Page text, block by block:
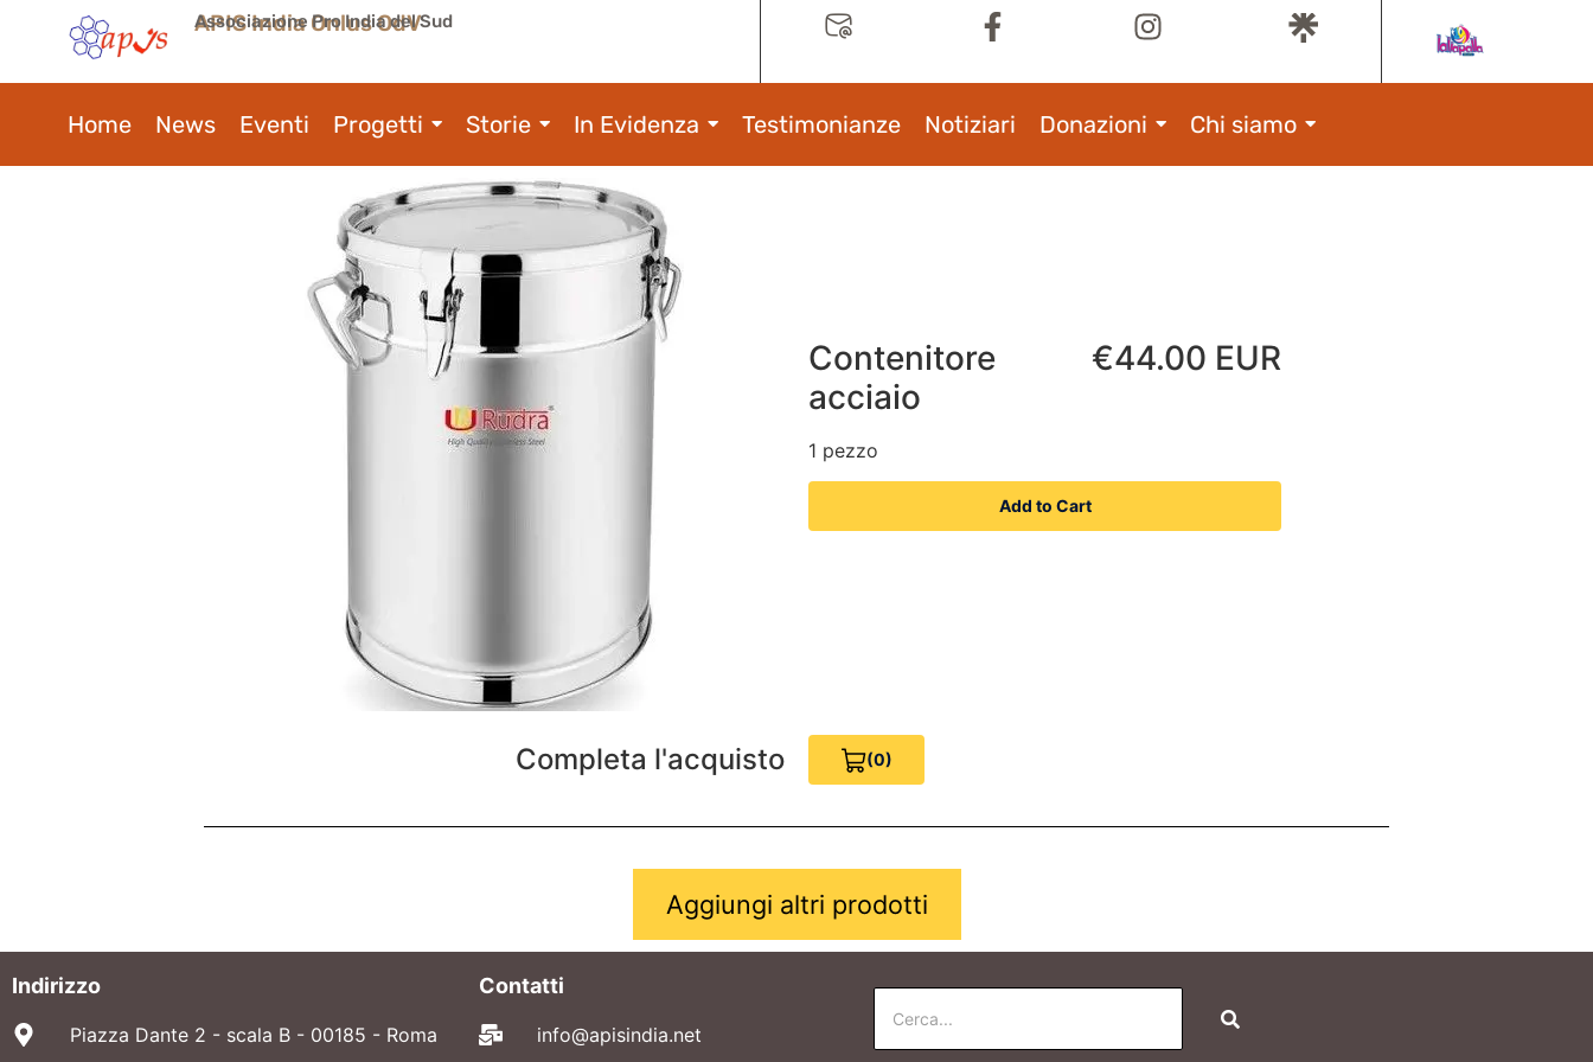
APIS India Onlus OdV
Associazione Pro India del Sud
Home News Eventi Progetti Storie In Evidenza Testimonianze Notiziari Donazioni Chi siamo
Contenitore
acciaio
€44.00 EUR
1 pezzo
Add to Cart
Completa l'acquisto (0)
View Cart 0
Aggiungi altri prodotti
Indirizzo
Piazza Dante 2 - scala B - 00185 - Roma
Contatti
info@apisindia.net